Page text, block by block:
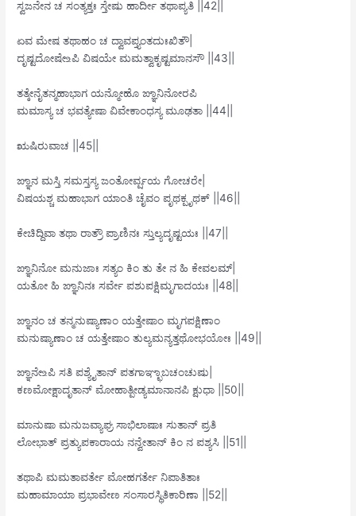
ಸ್ವಜನೇನ ಚ ಸಂತ್ಯಕ್ತಃ ಸ್ತೇಷು ಹಾರ್ದೀ ತಥಾಪ್ಯತಿ ||42||
ಏವ ಮೇಷ ತಥಾಹಂ ಚ ದ್ವಾವಪ್ತ್ಯಂತದುಃಖಿತೌ|
ದೃಷ್ಟದೋಷೇ‌உಪಿ ವಿಷಯೇ ಮಮತ್ವಾಕೃಷ್ಟಮಾನಸೌ ||43||
ತತ್ಕೇನೈತನ್ಮಹಾಭಾಗ ಯನ್ಮೋಹೊ ಙ್ಞಾನಿನೋರಪಿ
ಮಮಾಸ್ಯ ಚ ಭವತ್ಯೇಷಾ ವಿವೇಕಾಂಧಸ್ಯ ಮೂಢತಾ ||44||
ಋಷಿರುವಾಚ ||45||
ಙ್ಞಾನ ಮಸ್ತಿ ಸಮಸ್ತಸ್ಯ ಜಂತೋರ್ವ್ಷಯ ಗೋಚರೇ|
ವಿಷಯಶ್ಚ ಮಹಾಭಾಗ ಯಾಂತಿ ಚೈವಂ ಪೃಥಕ್ಪೃಥಕ್ ||46||
ಕೇಚಿದ್ದಿವಾ ತಥಾ ರಾತ್ರೌ ಪ್ರಾಣಿನಃ ಸ್ತುಲ್ಯದೃಷ್ಟಯಃ ||47||
ಙ್ಞಾನಿನೋ ಮನುಜಾಃ ಸತ್ಯಂ ಕಿಂ ತು ತೇ ನ ಹಿ ಕೇವಲಮ್|
ಯತೋ ಹಿ ಙ್ಞಾನಿನಃ ಸರ್ವೇ ಪಶುಪಕ್ಷಿಮೃಗಾದಯಃ ||48||
ಙ್ಞಾನಂ ಚ ತನ್ಮನುಷ್ಯಾಣಾಂ ಯತ್ತೇಷಾಂ ಮೃಗಪಕ್ಷಿಣಾಂ
ಮನುಷ್ಯಾಣಾಂ ಚ ಯತ್ತೇಷಾಂ ತುಲ್ಯಮನ್ಯತ್ತಥೋಭಯೋಃ ||49||
ಙ್ಞಾನೇ‌உಪಿ ಸತಿ ಪಶ್ಯೈತಾನ್ ಪತಗಾಞ್ಛಾಬಚಂಚುಷು|
ಕಣಮೋಕ್ಷಾದೃತಾನ್ ಮೋಹಾತ್ಪೀಡ್ಯಮಾನಾನಪಿ ಕ್ಷುಧಾ ||50||
ಮಾನುಷಾ ಮನುಜವ್ಯಾಘ್ರ ಸಾಭಿಲಾಷಾಃ ಸುತಾನ್ ಪ್ರತಿ
ಲೋಭಾತ್ ಪ್ರತ್ಯುಪಕಾರಾಯ ನನ್ವೇತಾನ್ ಕಿಂ ನ ಪಶ್ಯಸಿ ||51||
ತಥಾಪಿ ಮಮತಾವರ್ತೇ ಮೋಹಗರ್ತೇ ನಿಪಾತಿತಾಃ
ಮಹಾಮಾಯಾ ಪ್ರಭಾವೇಣ ಸಂಸಾರಸ್ಥಿತಿಕಾರಿಣಾ ||52||